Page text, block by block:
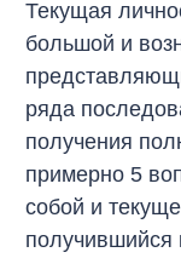
Текущая
большой и
ряда
получения
примерно 5
собой и
получившийся